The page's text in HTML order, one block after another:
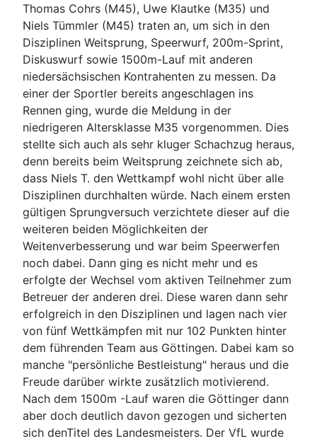
Thomas Cohrs (M45), Uwe Klautke (M35) und
Niels Tümmler (M45) traten an, um sich in den
Disziplinen Weitsprung, Speerwurf, 200m-Sprint,
Diskuswurf sowie 1500m-Lauf mit anderen
niedersächsischen Kontrahenten zu messen. Da
einer der Sportler bereits angeschlagen ins
Rennen ging, wurde die Meldung in der
niedrigeren Altersklasse M35 vorgenommen. Dies
stellte sich auch als sehr kluger Schachzug heraus,
denn bereits beim Weitsprung zeichnete sich ab,
dass Niels T. den Wettkampf wohl nicht über alle
Disziplinen durchhalten würde. Nach einem ersten
gültigen Sprungversuch verzichtete dieser auf die
weiteren beiden Möglichkeiten der
Weitenverbesserung und war beim Speerwerfen
noch dabei. Dann ging es nicht mehr und es
erfolgte der Wechsel vom aktiven Teilnehmer zum
Betreuer der anderen drei. Diese waren dann sehr
erfolgreich in den Disziplinen und lagen nach vier
von fünf Wettkämpfen mit nur 102 Punkten hinter
dem führenden Team aus Göttingen. Dabei kam so
manche "persönliche Bestleistung" heraus und die
Freude darüber wirkte zusätzlich motivierend.
Nach dem 1500m -Lauf waren die Göttinger dann
aber doch deutlich davon gezogen und sicherten
sich denTitel des Landesmeisters. Der VfL wurde